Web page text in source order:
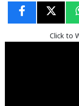
Click to